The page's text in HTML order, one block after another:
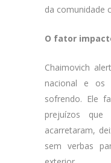
da comunidade
O fator
Chaimovich
nacional e os
sofrendo. Ele
prejuízos que
acarretaram,
sem verbas